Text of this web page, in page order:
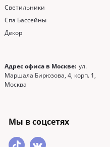
Светильники
Спа Бассейны
Декор
Адрес офиса в Москве: ул.
Маршала Бирюзова, 4, корп. 1,
Москва
Мы в соцсетях